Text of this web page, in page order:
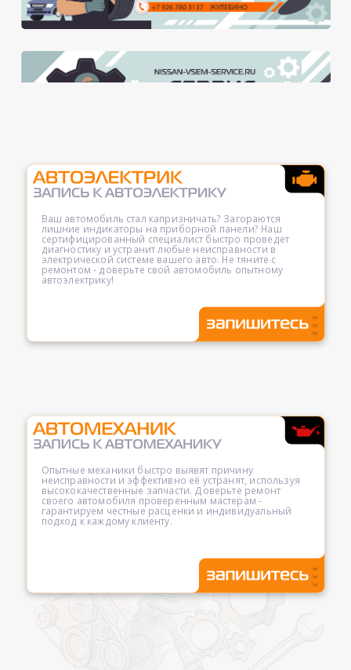
Ваш автомобиль стал капризничать? Загораются
лишние индикаторы на приборной панели? Наш
сертифицированный специалист быстро проведет
диагностику и устранит любые неисправности в
электрической системе вашего авто. Не тяните с
ремонтом - доверьте свой автомобиль опытному
автоэлектрику!
Опытные механики быстро выявят причину
неисправности и эффективно её устранят, используя
высококачественные запчасти. Доверьте ремонт
своего автомобиля проверенным мастерам -
гарантируем честные расценки и индивидуальный
подход к каждому клиенту.